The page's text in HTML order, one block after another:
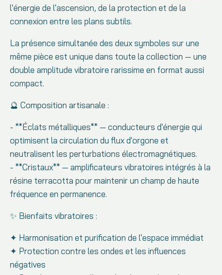
l'énergie de l'ascension, de la protection et de la
connexion entre les plans subtils.
La présence simultanée des deux symboles sur une
même pièce est unique dans toute la collection — une
double amplitude vibratoire rarissime en format aussi
compact.
🔮 Composition artisanale :
- **Éclats métalliques** — conducteurs d'énergie qui
optimisent la circulation du flux d'orgone et
neutralisent les perturbations électromagnétiques.
- **Cristaux** — amplificateurs vibratoires intégrés à la
résine terracotta pour maintenir un champ de haute
fréquence en permanence.
✨ Bienfaits vibratoires :
✦ Harmonisation et purification de l'espace immédiat
✦ Protection contre les ondes et les influences
négatives